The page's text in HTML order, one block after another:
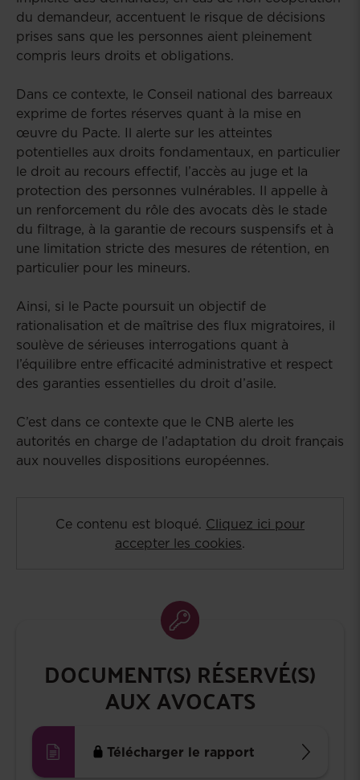
du demandeur, accentuent le risque de décisions
prises sans que les personnes aient pleinement
compris leurs droits et obligations.
Dans ce contexte, le Conseil national des barreaux
exprime de fortes réserves quant à la mise en
œuvre du Pacte. Il alerte sur les atteintes
potentielles aux droits fondamentaux, en particulier
le droit au recours effectif, l’accès au juge et la
protection des personnes vulnérables. Il appelle à
un renforcement du rôle des avocats dès le stade
du filtrage, à la garantie de recours suspensifs et à
une limitation stricte des mesures de rétention, en
particulier pour les mineurs.
Ainsi, si le Pacte poursuit un objectif de
rationalisation et de maîtrise des flux migratoires, il
soulève de sérieuses interrogations quant à
l’équilibre entre efficacité administrative et respect
des garanties essentielles du droit d’asile.
C’est dans ce contexte que le CNB alerte les
autorités en charge de l’adaptation du droit français
aux nouvelles dispositions européennes.
Ce contenu est bloqué. Cliquez ici pour
accepter les cookies.
DOCUMENT(S) RÉSERVÉ(S)
AUX AVOCATS
Télécharger le rapport